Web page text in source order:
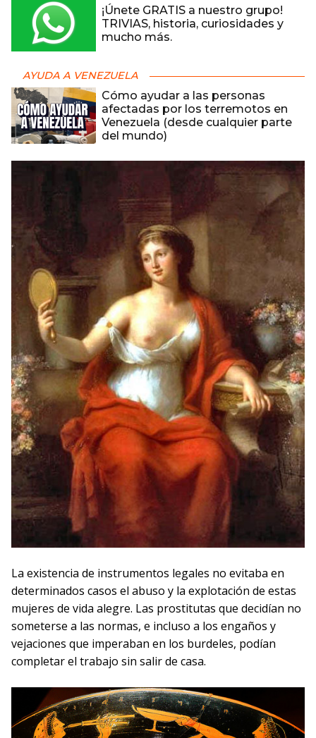
¡Únete GRATIS a nuestro grupo!
TRIVIAS, historia, curiosidades y
mucho más.
AYUDA A VENEZUELA
Cómo ayudar a las personas
afectadas por los terremotos en
Venezuela (desde cualquier parte
del mundo)
La existencia de instrumentos legales no evitaba en
determinados casos el abuso y la explotación de estas
mujeres de vida alegre. Las prostitutas que decidían no
someterse a las normas, e incluso a los engaños y
vejaciones que imperaban en los burdeles, podían
completar el trabajo sin salir de casa.